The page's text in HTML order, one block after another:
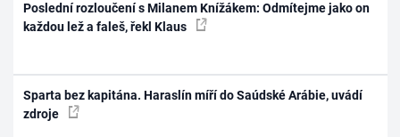
Poslední rozloučení s Milanem Knížákem: Odmítejme jako on
každou lež a faleš, řekl Klaus
Sparta bez kapitána. Haraslín míří do Saúdské Arábie, uvádí
zdroje